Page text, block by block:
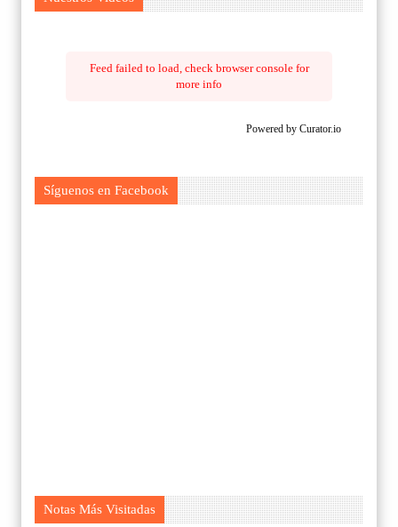
Feed failed to load, check browser console for
more info
Powered by Curator.io
Síguenos en Facebook
Notas Más Visitadas